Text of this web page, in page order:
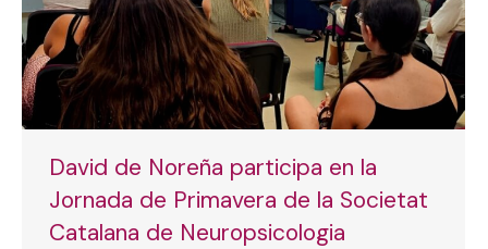
David de Noreña participa en la
Jornada de Primavera de la Societat
Catalana de Neuropsicologia